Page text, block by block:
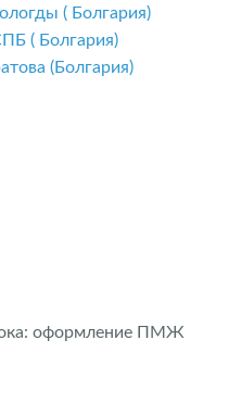
( Болгария)
( Болгария)
(Болгария)
оформление ПМЖ